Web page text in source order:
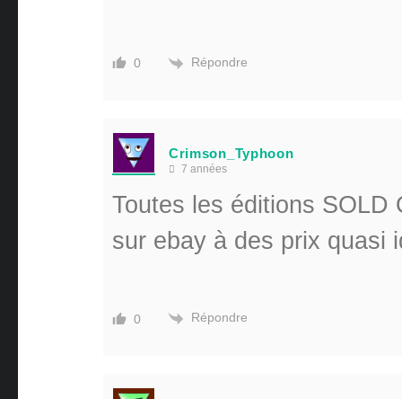
0 Répondre
Crimson_Typhoon
7 années
Toutes les éditions SOLD
sur ebay à des prix quasi
0 Répondre